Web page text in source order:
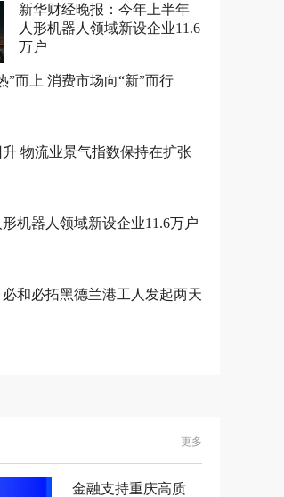
新华财经晚报：今年上半年
人形机器人领域新设企业11.6
万户
”而上 消费市场向“新”而行
物流业景气指数保持在扩张
机器人领域新设企业11.6万户
必和必拓黑德兰港工人发起两天
更多
金融支持重庆高质